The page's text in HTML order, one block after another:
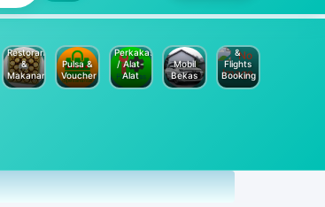
Restoran
&
Makanan
Pulsa &
Voucher
Perkakas
/ Alat-
Alat
Mobil
Bekas
&
Flights
Booking